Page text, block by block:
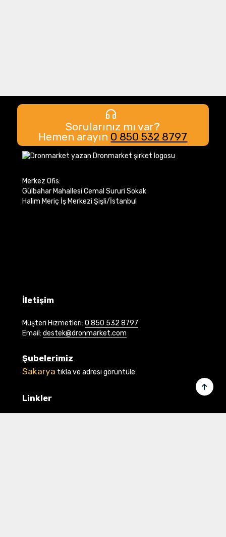
Sorularınız mı var?
Hemen arayın 0 850 532 8797
Merkez Ofis:
Gülbahar Mahallesi Cemal Sururi Sokak
Halim Meriç İş Merkezi Şişli/İstanbul
İletişim
Müşteri Hizmetleri: 0 850 532 8797
Email: destek@dronmarket.com
Şubelerimiz
Sakarya tıkla ve adresi görüntüle
Linkler